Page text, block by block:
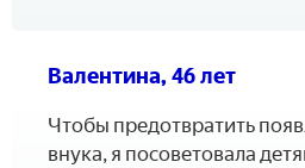
Валентина, 46 лет
Чтобы предотвратить
внука, я посоветовала